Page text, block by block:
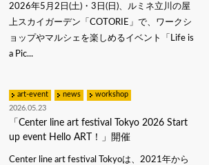
2026年5月2日(土)・3日(日)、ルミネ立川の屋
上スカイガーデン「COTORIE」で、ワークシ
ョップやマルシェを楽しめるイベント「Life is
a Pic...
art-event news
workshop
2026.05.23
「Center line art festival Tokyo 2026 Start
up event Hello ART！」開催
Center line art festival Tokyoは、2021年から